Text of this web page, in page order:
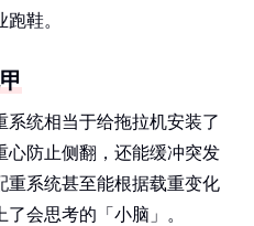
鞋。
统相当于给拖拉机安装了
心防止侧翻，还能缓冲突发
重系统甚至能根据载重变化
会思考的「小脑」。